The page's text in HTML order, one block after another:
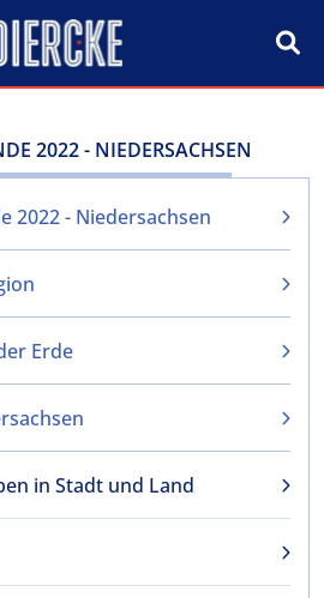
2022 - NIEDERSACHSEN
2022 - Niedersachsen
Erde
in Stadt und Land